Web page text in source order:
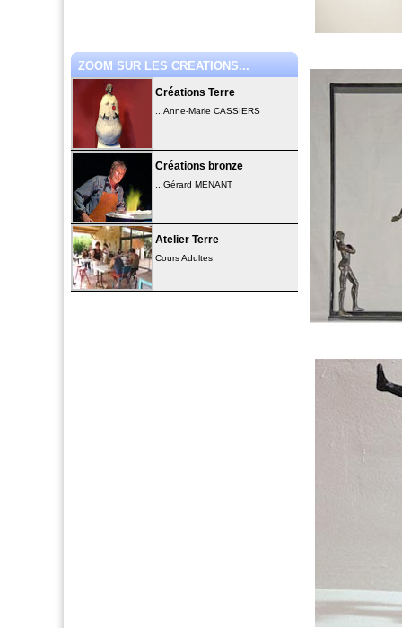
ZOOM SUR LES CREATIONS...
Créations Terre
...Anne-Marie CASSIERS
Créations bronze
...Gérard MENANT
Atelier Terre
Cours Adultes